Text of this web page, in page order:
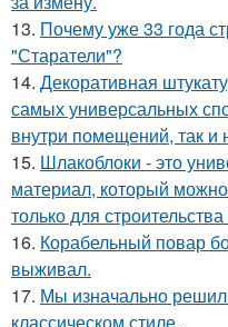
13. Почему уже 33 года
"Старатели"?
14. Декоративная
самых универсальных
внутри помещений, так и
15. Шлакоблоки - это
материал, который
только для строительства
16. Корабельный повар
выживал.
17. Мы изначально